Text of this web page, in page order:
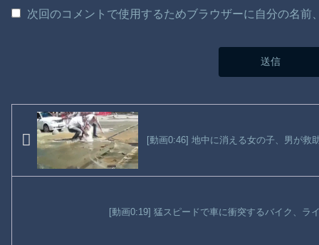
次回のコメントで使用するためブラウザーに自分の名
[動画0:46] 地中に消える女の子、男が救
[動画0:19] 猛スピードで車に衝突するバイク、ラ